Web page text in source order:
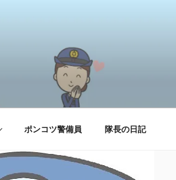
ポンコツ警備員 隊長の日記